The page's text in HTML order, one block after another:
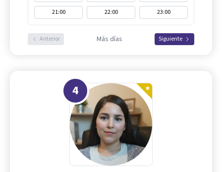
21:00
22:00 23:00
Anterior Más días Siguiente
4